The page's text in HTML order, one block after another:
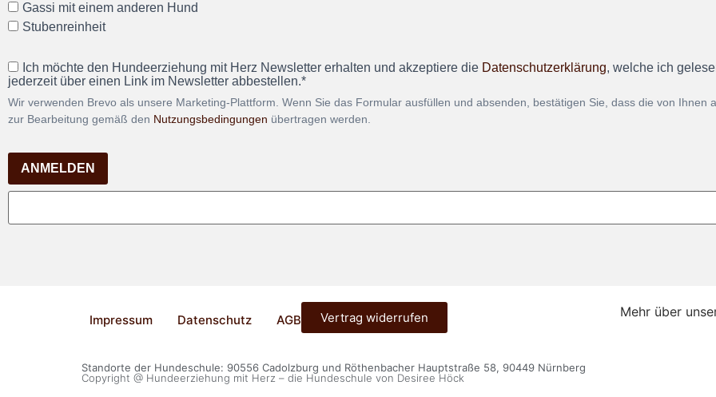
Gassi mit einem anderen Hund
Stubenreinheit
Ich möchte den Hundeerziehung mit Herz Newsletter erhalten und akzeptiere die Datenschutzerklärung, welche ich
jederzeit über einen Link im Newsletter abbestellen.*
Wir verwenden Brevo als unsere Marketing-Plattform. Wenn Sie das Formular ausfüllen und absenden, bestätigen Sie, dass die von Ihnen
zur Bearbeitung gemäß den Nutzungsbedingungen übertragen werden.
ANMELDEN
Impressum Datenschutz AGB Vertrag widerrufen Mehr über
Standorte der Hundeschule: 90556 Cadolzburg und Röthenbacher Hauptstraße 58, 90449 Nürnberg
Copyright @ Hundeerziehung mit Herz – die Hundeschule von Desiree Höck